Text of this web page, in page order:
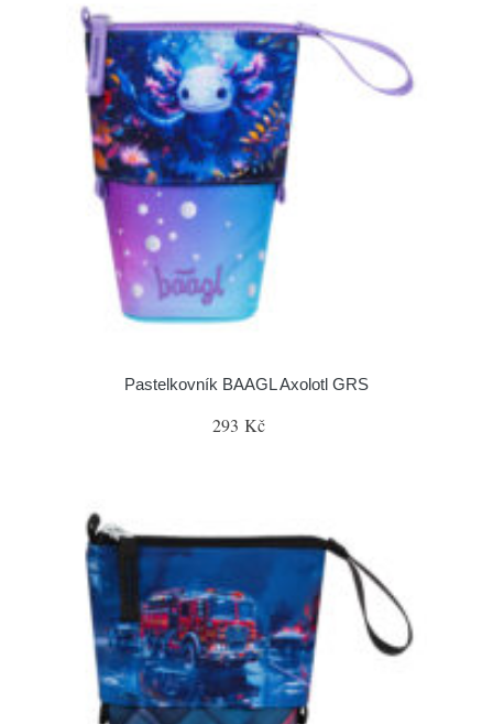
Pastelkovník BAAGL Axolotl GRS
293 Kč